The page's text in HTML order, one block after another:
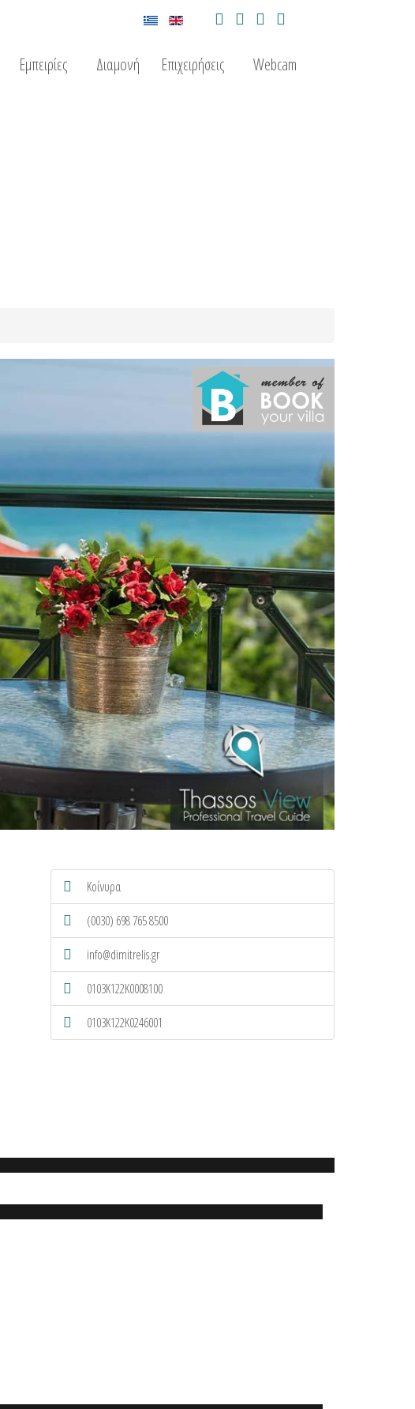
Εμπειρίες Διαμονή Επιχειρήσεις Webcam
Κοίνυρα
(0030) 698 765 8500
info@dimitrelis.gr
0103K122K0008100
0103K122K0246001